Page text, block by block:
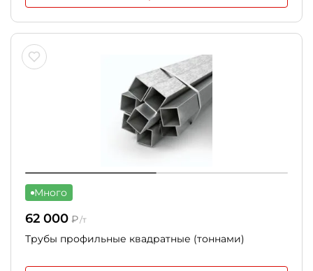
Много
62 000 ₽/т
Трубы профильные квадратные (тоннами)